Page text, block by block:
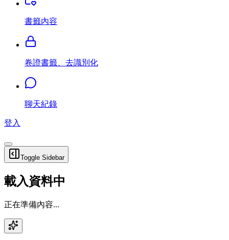
書籤內容
卷證書籤、去識別化
聊天紀錄
登入
Toggle Sidebar
載入資料中
正在準備內容...